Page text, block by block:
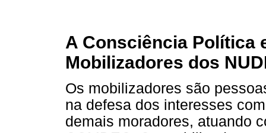
A Consciência Política
Mobilizadores dos
Os mobilizadores são
na defesa dos interesses
demais moradores, atuando